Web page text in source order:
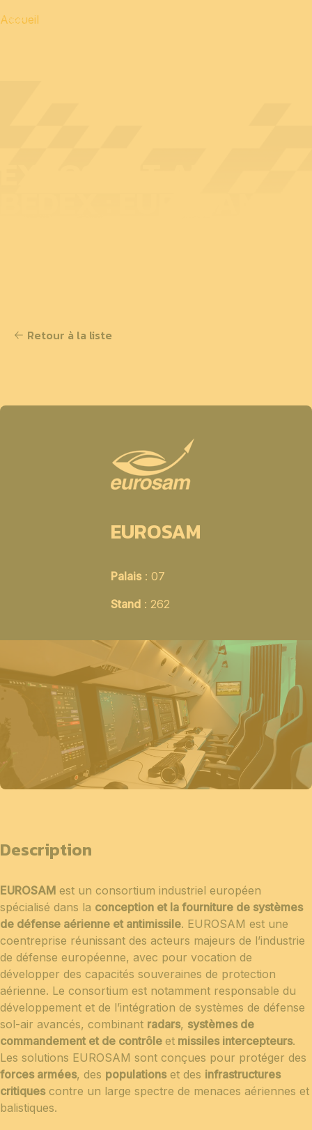
Accueil
Retour à la liste
EUROSAM
Palais: 07
Stand : 262
Description
EUROSAM est un consortium industriel européen
spécialisé dans la conception et la fourniture de systèmes
de défense aérienne et antimissile. EUROSAM est une
coentreprise réunissant des acteurs majeurs de l’industrie
de défense européenne, avec pour vocation de
développer des capacités souveraines de protection
aérienne. Le consortium est notamment responsable du
développement et de l’intégration de systèmes de défense
sol-air avancés, combinant radars, systèmes de
commandement et de contrôle et missiles intercepteurs.
Les solutions EUROSAM sont conçues pour protéger des
forces armées, des populationset des infrastructures
critiquescontre un large spectre de menaces aériennes et
balistiques.